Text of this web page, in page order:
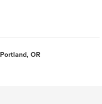
Portland, OR